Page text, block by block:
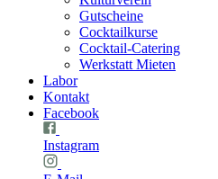
Gutscheine
Cocktailkurse
Cocktail-Catering
Werkstatt Mieten
Labor
Kontakt
Facebook
Instagram